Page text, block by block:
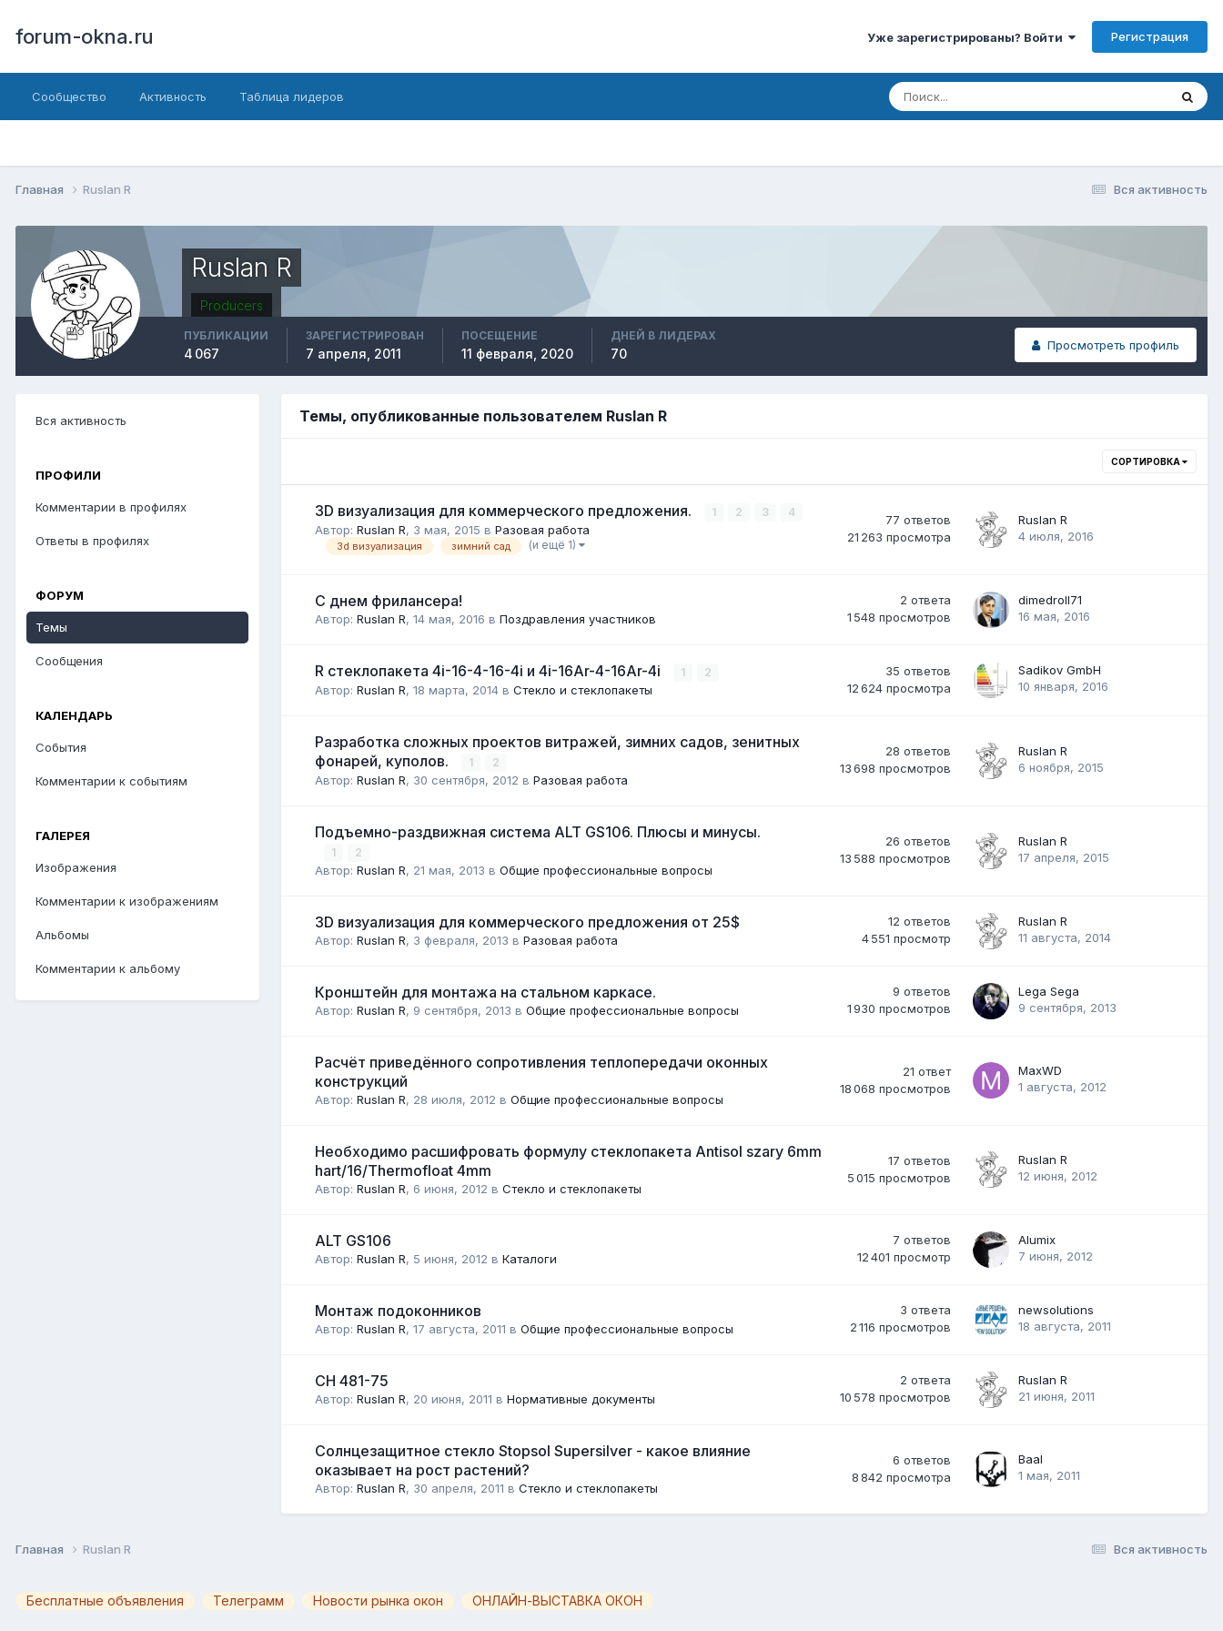
forum-okna.ru Уже зарегистрированы? Войти Регистрация
Сообщество Активность Таблица лидеров
Вся активность
Главная Ruslan R
Ruslan R
Producers
Просмотреть профиль
ПУБЛИКАЦИИ
4 067
ЗАРЕГИСТРИРОВАН
7 апреля, 2011
ПОСЕЩЕНИЕ
11 февраля, 2020
ДНЕЙ В ЛИДЕРАХ
70
Вся активность
ПРОФИЛИ
Комментарии в профилях
Ответы в профилях
ФОРУМ
Темы
Сообщения
КАЛЕНДАРЬ
События
Комментарии к событиям
ГАЛЕРЕЯ
Изображения
Комментарии к изображениям
Альбомы
Комментарии к альбому
Темы, опубликованные пользователем Ruslan R
СОРТИРОВКА
3D визуализация для коммерческого предложения. 1 2 3 4
Автор: Ruslan R, 3 мая, 2015 в Разовая работа
3d визуализация зимний сад (и ещё 1)
77 ответов
21 263 просмотра
Ruslan R
4 июля, 2016
C днем фрилансера!
Автор: Ruslan R, 14 мая, 2016 в Поздравления участников
2 ответа
1 548 просмотров
dimedroll71
16 мая, 2016
R стеклопакета 4і-16-4-16-4і и 4і-16Ar-4-16Ar-4і 1 2
Автор: Ruslan R, 18 марта, 2014 в Стекло и стеклопакеты
35 ответов
12 624 просмотра
Sadikov GmbH
10 января, 2016
Разработка сложных проектов витражей, зимних садов, зенитных
фонарей, куполов.
1 2
Автор: Ruslan R, 30 сентября, 2012 в Разовая работа
28 ответов
13 698 просмотров
Ruslan R
6 ноября, 2015
Подъемно-раздвижная система ALT GS106. Плюсы и минусы.
1 2
Автор: Ruslan R, 21 мая, 2013 в Общие профессиональные вопросы
26 ответов
13 588 просмотров
Ruslan R
17 апреля, 2015
3D визуализация для коммерческого предложения от 25$
Автор: Ruslan R, 3 февраля, 2013 в Разовая работа
12 ответов
4 551 просмотр
Ruslan R
11 августа, 2014
Кронштейн для монтажа на стальном каркасе.
Автор: Ruslan R, 9 сентября, 2013 в Общие профессиональные вопросы
9 ответов
1 930 просмотров
Lega Sega
9 сентября, 2013
Расчёт приведённого сопротивления теплопередачи оконных
конструкций
Автор: Ruslan R, 28 июля, 2012 в Общие профессиональные вопросы
21 ответ
18 068 просмотров
MaxWD
1 августа, 2012
Необходимо расшифровать формулу стеклопакета Antisol szary 6mm
hart/16/Thermofloat 4mm
Автор: Ruslan R, 6 июня, 2012 в Стекло и стеклопакеты
17 ответов
5 015 просмотров
Ruslan R
12 июня, 2012
ALT GS106
Автор: Ruslan R, 5 июня, 2012 в Каталоги
7 ответов
12 401 просмотр
Alumix
7 июня, 2012
Монтаж подоконников
Автор: Ruslan R, 17 августа, 2011 в Общие профессиональные вопросы
3 ответа
2 116 просмотров
newsolutions
18 августа, 2011
СН 481-75
Автор: Ruslan R, 20 июня, 2011 в Нормативные документы
2 ответа
10 578 просмотров
Ruslan R
21 июня, 2011
Солнцезащитное стекло Stopsol Supersilver - какое влияние
оказывает на рост растений?
Автор: Ruslan R, 30 апреля, 2011 в Стекло и стеклопакеты
6 ответов
8 842 просмотра
Baal
1 мая, 2011
Вся активность
Главная Ruslan R
Бесплатные объявления Телеграмм Новости рынка окон ОНЛАЙН-ВЫСТАВКА ОКОН